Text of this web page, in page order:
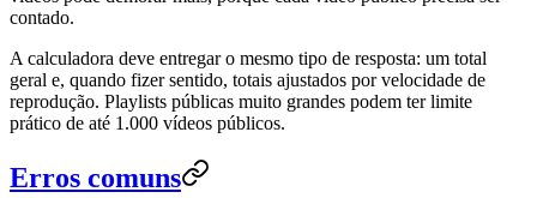
contado.
A calculadora deve entregar o mesmo tipo de resposta: um total
geral e, quando fizer sentido, totais ajustados por velocidade de
reprodução. Playlists públicas muito grandes podem ter limite
prático de até 1.000 vídeos públicos.
Erros comuns